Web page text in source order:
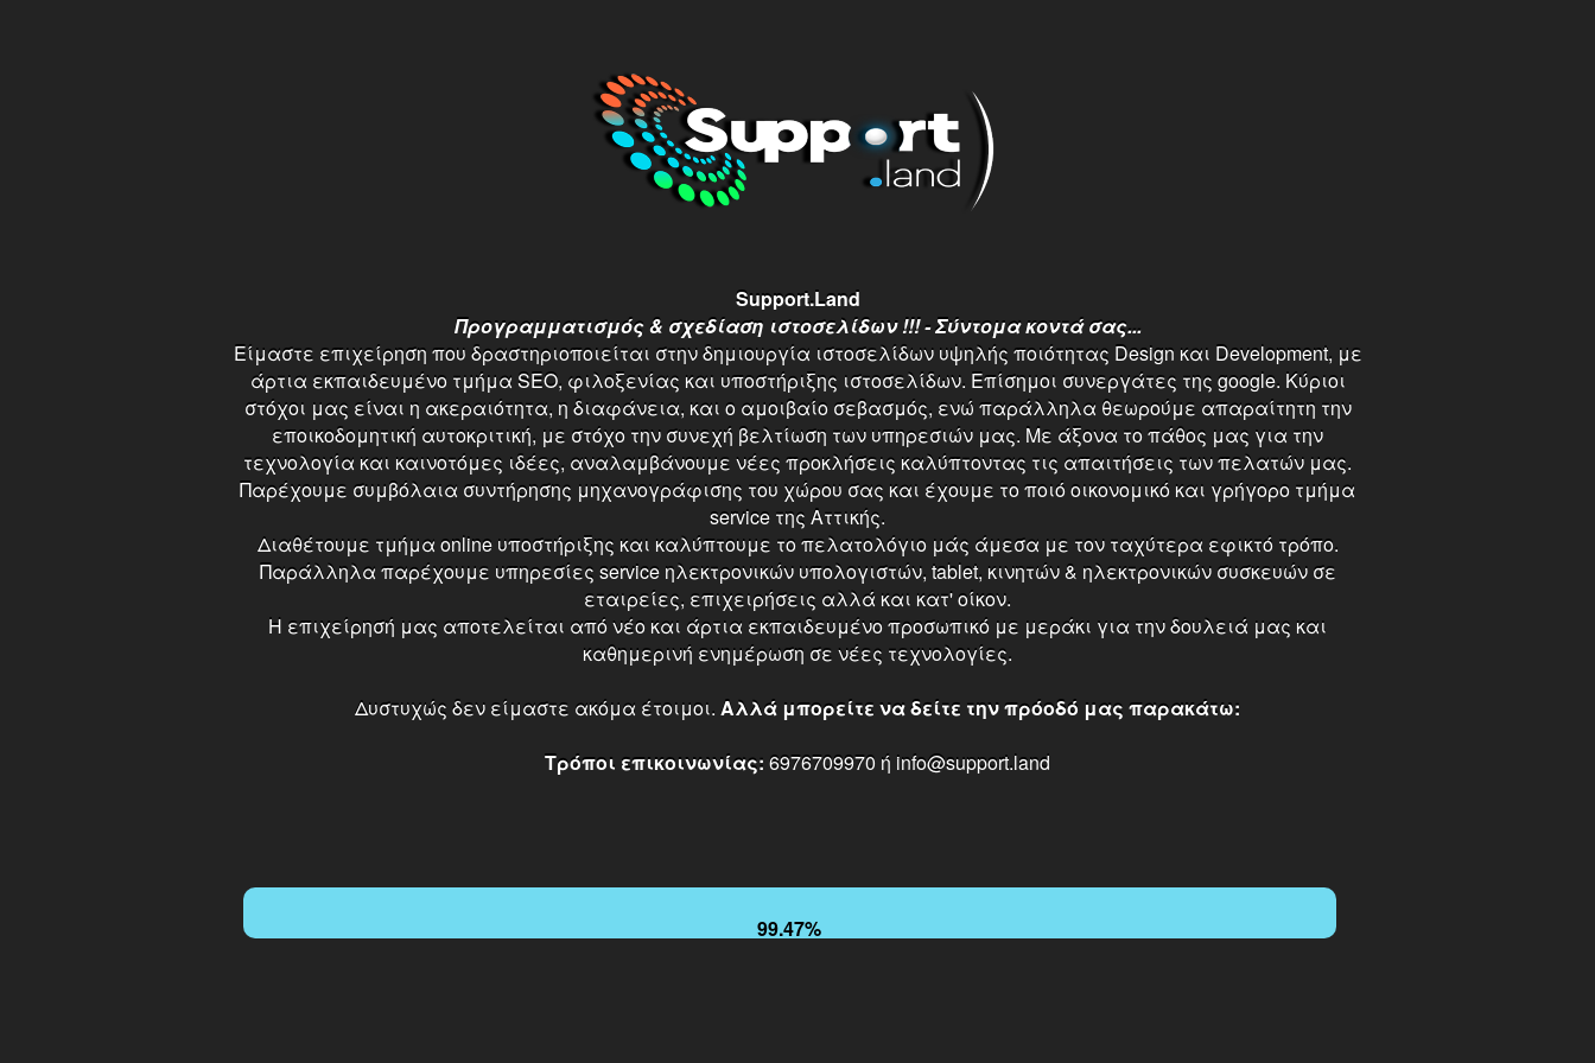
Support.Land
Προγραμματισμός & σχεδίαση ιστοσελίδων !!! - Σύντομα κοντά σας...
Είμαστε επιχείρηση που δραστηριοποιείται στην δημιουργία ιστοσελίδων υψηλής ποιότητας Design και Development, με
άρτια εκπαιδευμένο τμήμα SEO, φιλοξενίας και υποστήριξης ιστοσελίδων. Επίσημοι συνεργάτες της google. Κύριοι
στόχοι μας είναι η ακεραιότητα, η διαφάνεια, και ο αμοιβαίο σεβασμός, ενώ παράλληλα θεωρούμε απαραίτητη την
εποικοδομητική αυτοκριτική, με στόχο την συνεχή βελτίωση των υπηρεσιών μας. Με άξονα το πάθος μας για την
τεχνολογία και καινοτόμες ιδέες, αναλαμβάνουμε νέες προκλήσεις καλύπτοντας τις απαιτήσεις των πελατών μας.
Παρέχουμε συμβόλαια συντήρησης μηχανογράφισης του χώρου σας και έχουμε το ποιό οικονομικό και γρήγορο τμήμα
service της Αττικής.
Διαθέτουμε τμήμα online υποστήριξης και καλύπτουμε το πελατολόγιο μάς άμεσα με τον ταχύτερα εφικτό τρόπο.
Παράλληλα παρέχουμε υπηρεσίες service ηλεκτρονικών υπολογιστών, tablet, κινητών & ηλεκτρονικών συσκευών σε
εταιρείες, επιχειρήσεις αλλά και κατ' οίκον.
Η επιχείρησή μας αποτελείται από νέο και άρτια εκπαιδευμένο προσωπικό με μεράκι για την δουλειά μας και
καθημερινή ενημέρωση σε νέες τεχνολογίες.
Δυστυχώς δεν είμαστε ακόμα έτοιμοι. Αλλά μπορείτε να δείτε την πρόοδό μας παρακάτω:
Τρόποι επικοινωνίας: 6976709970 ή info@support.land
99.47%